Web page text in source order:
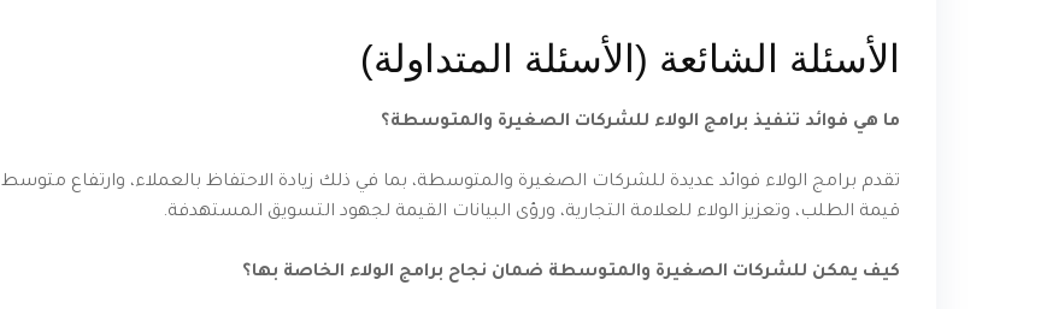
الأسئلة الشائعة (الأسئلة المتداولة)
ما هي فوائد تنفيذ برامج الولاء للشركات الصغيرة والمتوسطة؟
تقدم برامج الولاء فوائد عديدة للشركات الصغيرة والمتوسطة، بما في ذلك زيادة الاحتفاظ بالعملاء، وارتفاع متوسط ​​
قيمة الطلب، وتعزيز الولاء للعلامة التجارية، ورؤى البيانات القيمة لجهود التسويق المستهدفة.
كيف يمكن للشركات الصغيرة والمتوسطة ضمان نجاح برامج الولاء الخاصة بها؟